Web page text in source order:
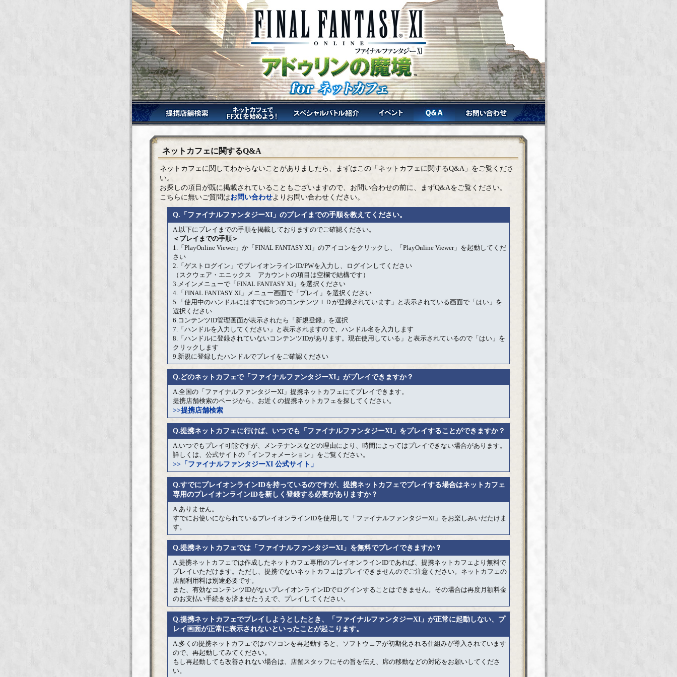
ネットカフェに関するQ&A
ネットカフェに関してわからないことがありましたら、まずはこの「ネットカフェに関するQ&A」をご覧くださ
い。
お探しの項目が既に掲載されていることもございますので、お問い合わせの前に、まずQ&Aをご覧ください。
こちらに無いご質問はお問い合わせよりお問い合わせください。
Q.「ファイナルファンタジーXI」のプレイまでの手順を教えてください。
A.以下にプレイまでの手順を掲載しておりますのでご確認ください。
＜プレイまでの手順＞
1.「PlayOnline Viewer」か「FINAL FANTASY XI」のアイコンをクリックし、「PlayOnline Viewer」を起動してくだ
さい
2.「ゲストログイン」でプレイオンラインID/PWを入力し、ログインしてください
（スクウェア・エニックス アカウントの項目は空欄で結構です）
3.メインメニューで「FINAL FANTASY XI」を選択ください
4.「FINAL FANTASY XI」メニュー画面で「プレイ」を選択ください
5.「使用中のハンドルにはすでに8つのコンテンツＩＤが登録されています」と表示されている画面で「はい」を
選択ください
6.コンテンツID管理画面が表示されたら「新規登録」を選択
7.「ハンドルを入力してください」と表示されますので、ハンドル名を入力します
8.「ハンドルに登録されていないコンテンツIDがあります。現在使用している」と表示されているので「はい」を
クリックします
9.新規に登録したハンドルでプレイをご確認ください
Q.どのネットカフェで「ファイナルファンタジーXI」がプレイできますか？
A.全国の「ファイナルファンタジーXI」提携ネットカフェにてプレイできます。
提携店舗検索のページから、お近くの提携ネットカフェを探してください。
>>提携店舗検索
Q.提携ネットカフェに行けば、いつでも「ファイナルファンタジーXI」をプレイすることができますか？
A.いつでもプレイ可能ですが、メンテナンスなどの理由により、時間によってはプレイできない場合があります。
詳しくは、公式サイトの「インフォメーション」をご覧ください。
>>「ファイナルファンタジーXI 公式サイト」
Q.すでにプレイオンラインIDを持っているのですが、提携ネットカフェでプレイする場合はネットカフェ
専用のプレイオンラインIDを新しく登録する必要がありますか？
A.ありません。
すでにお使いになられているプレイオンラインIDを使用して「ファイナルファンタジーXI」をお楽しみいだたけま
す。
Q.提携ネットカフェでは「ファイナルファンタジーXI」を無料でプレイできますか？
A.提携ネットカフェでは作成したネットカフェ専用のプレイオンラインIDであれば、提携ネットカフェより無料で
プレイいただけます。ただし、提携でないネットカフェはプレイできませんのでご注意ください。ネットカフェの
店舗利用料は別途必要です。
また、有効なコンテンツIDがないプレイオンラインIDでログインすることはできません。その場合は再度月額料金
のお支払い手続きを済ませたうえで、プレイしてください。
Q.提携ネットカフェでプレイしようとしたとき、「ファイナルファンタジーXI」が正常に起動しない、プ
レイ画面が正常に表示されないといったことが起こります。
A.多くの提携ネットカフェではパソコンを再起動すると、ソフトウェアが初期化される仕組みが導入されています
ので、再起動してみてください。
もし再起動しても改善されない場合は、店舗スタッフにその旨を伝え、席の移動などの対応をお願いしてくださ
い。